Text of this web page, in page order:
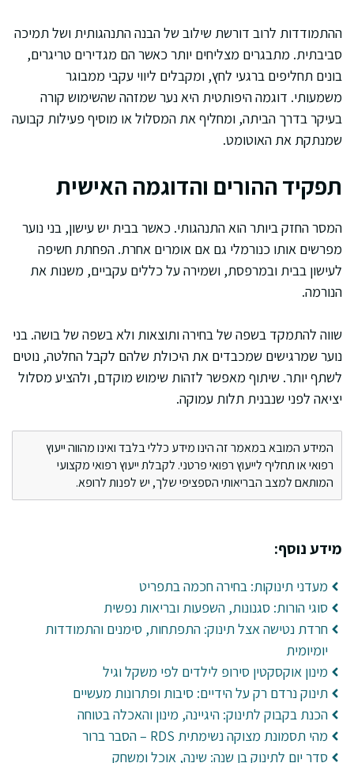
ההתמודדות לרוב דורשת שילוב של הבנה התנהגותית ושל תמיכה
סביבתית. מתבגרים מצליחים יותר כאשר הם מגדירים טריגרים,
בונים תחליפים ברגעי לחץ, ומקבלים ליווי עקבי ממבוגר
משמעותי. דוגמה היפותטית היא נער שמזהה שהשימוש קורה
בעיקר בדרך הביתה, ומחליף את המסלול או מוסיף פעילות קבועה
שמנתקת את האוטומט.
תפקיד ההורים והדוגמה האישית
המסר החזק ביותר הוא התנהגותי. כאשר בבית יש עישון, בני נוער
מפרשים אותו כנורמלי גם אם אומרים אחרת. הפחתת חשיפה
לעישון בבית ובמרפסת, ושמירה על כללים עקביים, משנות את
הנורמה.
שווה להתמקד בשפה של בחירה ותוצאות ולא בשפה של בושה. בני
נוער שמרגישים שמכבדים את היכולת שלהם לקבל החלטה, נוטים
לשתף יותר. שיתוף מאפשר לזהות שימוש מוקדם, ולהציע מסלול
יציאה לפני שנבנית תלות עמוקה.
המידע המובא במאמר זה הינו מידע כללי בלבד ואינו מהווה ייעוץ
רפואי או תחליף לייעוץ רפואי פרטני. לקבלת ייעוץ רפואי מקצועי
המותאם למצב הבריאותי הספציפי שלך, יש לפנות לרופא.
מידע נוסף:
מעדני תינוקות: בחירה חכמה בתפריט
סוגי הורות: סגנונות, השפעות ובריאות נפשית
חרדת נטישה אצל תינוק: התפתחות, סימנים והתמודדות
יומיומית
מינון אוקסקטין סירופ לילדים לפי משקל וגיל
תינוק נרדם רק על הידיים: סיבות ופתרונות מעשיים
הכנת בקבוק לתינוק: היגיינה, מינון והאכלה בטוחה
מהי תסמונת מצוקה נשימתית RDS – הסבר ברור
סדר יום לתינוק בן שנה: שינה, אוכל ומשחק